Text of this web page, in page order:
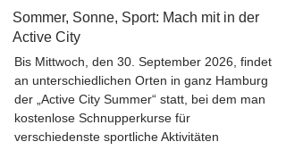
Sommer, Sonne, Sport: Mach mit in der
Active City
Bis Mittwoch, den 30. September 2026, findet
an unterschiedlichen Orten in ganz Hamburg
der „Active City Summer“ statt, bei dem man
kostenlose Schnupperkurse für
verschiedenste sportliche Aktivitäten